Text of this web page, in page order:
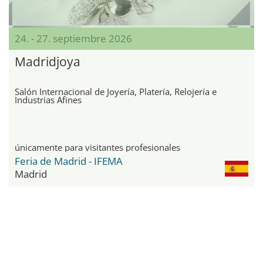
24. - 27. septiembre 2026
Madridjoya
Salón Internacional de Joyería, Platería, Relojería e
Industrias Afines
únicamente para visitantes profesionales
Feria de Madrid - IFEMA
Madrid